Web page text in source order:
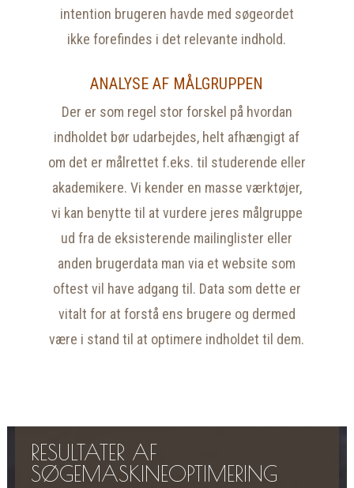
intention brugeren havde med søgeordet
ikke forefindes i det relevante indhold.
ANALYSE AF MÅLGRUPPEN
Der er som regel stor forskel på hvordan
indholdet bør udarbejdes, helt afhængigt af
om det er målrettet f.eks. til studerende eller
akademikere. Vi kender en masse værktøjer,
vi kan benytte til at vurdere jeres målgruppe
ud fra de eksisterende mailinglister eller
anden brugerdata man via et website som
oftest vil have adgang til. Data som dette er
vitalt for at forstå ens brugere og dermed
være i stand til at optimere indholdet til dem.
RESULTATER AF
SØGEMASKINEOPTIMERING